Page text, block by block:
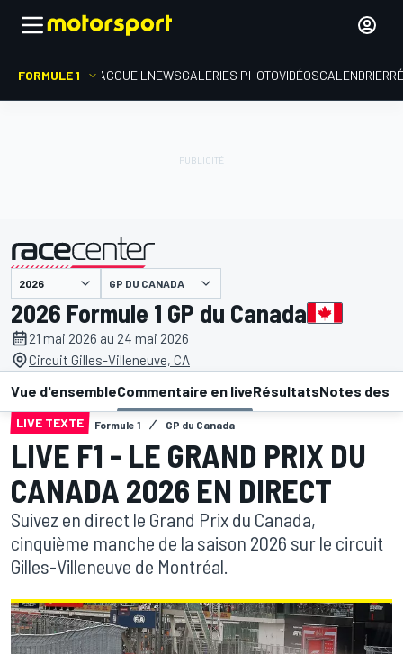
FORMULE 1 ACCUEIL NEWSGALERIES PHOTOVIDÉOSCALENDRIER
GP DU CANADA
2026 Formule 1 GP du Canada
21 mai 2026 au 24 mai 2026
Circuit Gilles-Villeneuve, CA
Vue d'ensembleCommentaire en liveRésultatsNotes des
LIVE TEXTE Formule 1 GP du Canada
LIVE F1 - LE GRAND PRIX DU
CANADA 2026 EN DIRECT
Suivez en direct le Grand Prix du Canada,
cinquième manche de la saison 2026 sur le circuit
Gilles-Villeneuve de Montréal.